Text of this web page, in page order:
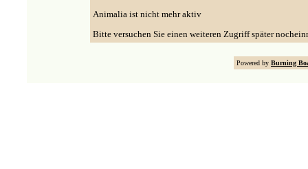
Animalia ist nicht mehr aktiv
Bitte versuchen Sie einen weiteren Zugriff später
Powered by Burning